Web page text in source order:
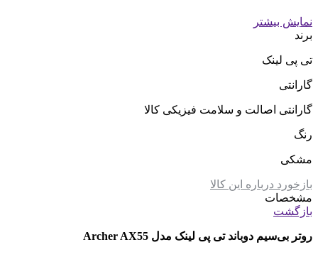
نمایش بیشتر
برند
تی پی لینک
گارانتی
گارانتی اصالت و سلامت فیزیکی کالا
رنگ
مشکی
بازخورد درباره این کالا
مشخصات
بازگشت
روتر بی‌سیم دوباند تی پی لینک مدل Archer AX55